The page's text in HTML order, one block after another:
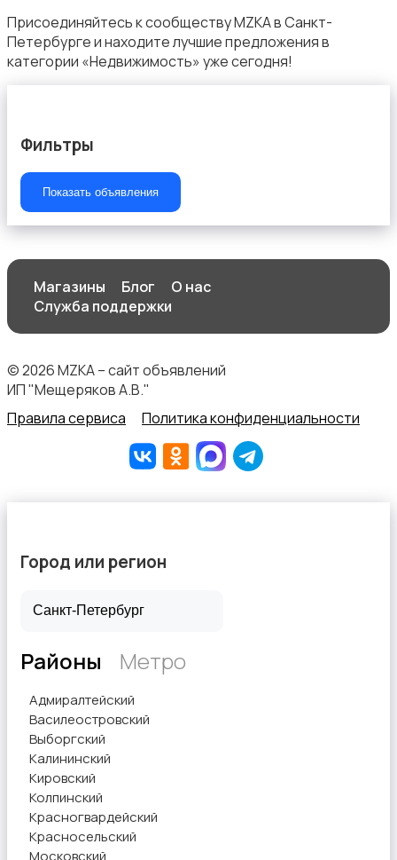
Продажа гаражей и стоянок
Аренда гаражей и стоянок
Присоединяйтесь к сообществу MZKA в Санкт-
Петербурге и находите лучшие предложения в
категории «Недвижимость» уже сегодня!
Фильтры
Показать объявления
Магазины Блог
О нас
Служба поддержки
© 2026 MZKA – сайт объявлений
ИП "Мещеряков А.В."
Правила сервиса
Политика конфиденциальности
Город или регион
Районы Метро
Адмиралтейский
Василеостровский
Выборгский
Калининский
Кировский
Колпинский
Красногвардейский
Красносельский
Московский